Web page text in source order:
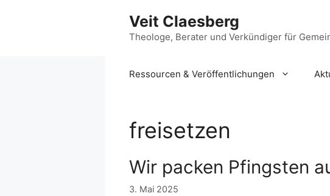
Veit Claesberg
Theologe, Berater und Verkündiger für
Ressourcen & Veröffentlichungen
freisetzen
Wir packen Pfingsten
3. Mai 2025